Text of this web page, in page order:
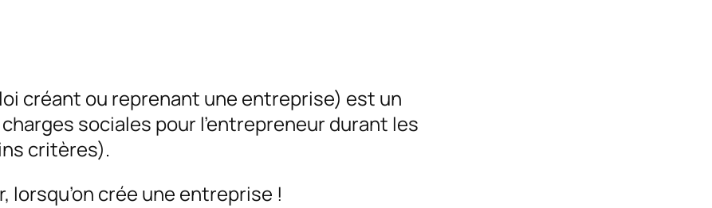
créant ou reprenant une entreprise) est un
sociales pour l’entrepreneur durant les
critères).
lorsqu’on crée une entreprise !